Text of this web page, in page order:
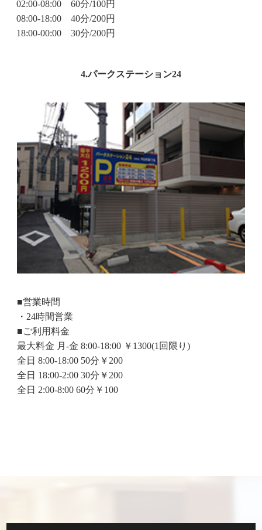
02:00-08:00 60分/100円
08:00-18:00 40分/200円
18:00-00:00 30分/200円
4.パークステーション24
■営業時間
・24時間営業
■ご利用料金
最大料金 月-金 8:00-18:00 ￥1300(1回限り)
全日 8:00-18:00 50分￥200
全日 18:00-2:00 30分￥200
全日 2:00-8:00 60分￥100